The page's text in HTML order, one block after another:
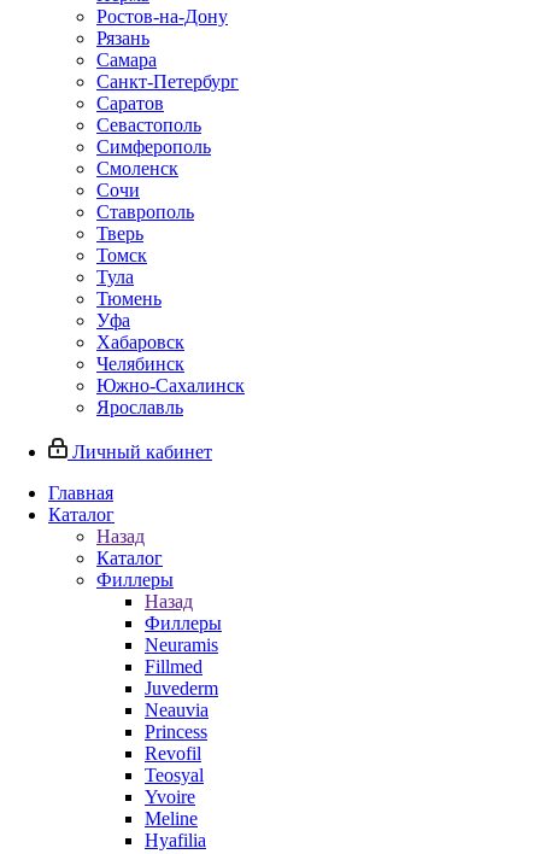
Ростов-на-Дону
Рязань
Самара
Санкт-Петербург
Саратов
Севастополь
Симферополь
Смоленск
Сочи
Ставрополь
Тверь
Томск
Тула
Тюмень
Уфа
Хабаровск
Челябинск
Южно-Сахалинск
Ярославль
Личный кабинет
Главная
Каталог
Назад
Каталог
Филлеры
Назад
Филлеры
Neuramis
Fillmed
Juvederm
Neauvia
Princess
Revofil
Teosyal
Yvoire
Meline
Hyafilia